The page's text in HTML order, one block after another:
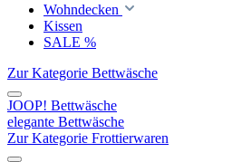
Wohndecken
Kissen
SALE %
Zur Kategorie Bettwäsche
JOOP! Bettwäsche
elegante Bettwäsche
Zur Kategorie Frottierwaren